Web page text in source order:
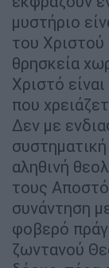
μυστήριο
του
θρησκεία
Χριστό
που
Δεν με
αληθινή
τους
συνάντηση
φοβερό
ζωντανού